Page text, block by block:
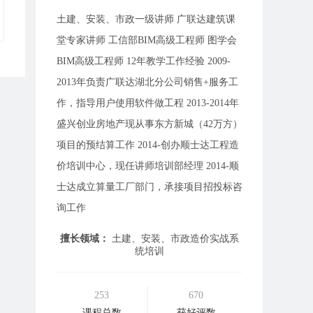
土建、安装、市政一级讲师 广联达建筑课
堂专家讲师 工信部BIM高级工程师 图学会
BIM高级工程师 12年教学工作经验 2009-
2013年负责广联达湖北分公司销售+服务工
作，指导用户使用软件做工程 2013-2014年
盛兴创业房地产现从事东方新城（42万方）
项目的预结算工作 2014-创办顺士达工程造
价培训中心，现任讲师培训部经理 2014-顺
士达成立算量工厂部门，承接项目招投标咨
询工作
擅长领域： 土建、安装、市政造价实战系
统培训
253
670